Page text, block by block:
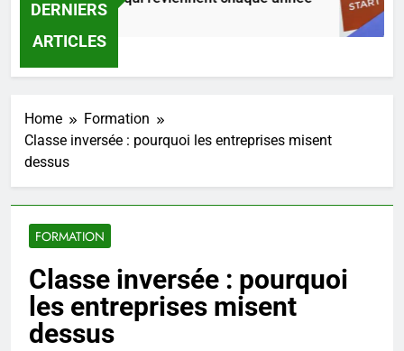
DERNIERS
ARTICLES
Home
Formation
Classe inversée : pourquoi les entreprises misent
dessus
FORMATION
Classe inversée : pourquoi
les entreprises misent
dessus